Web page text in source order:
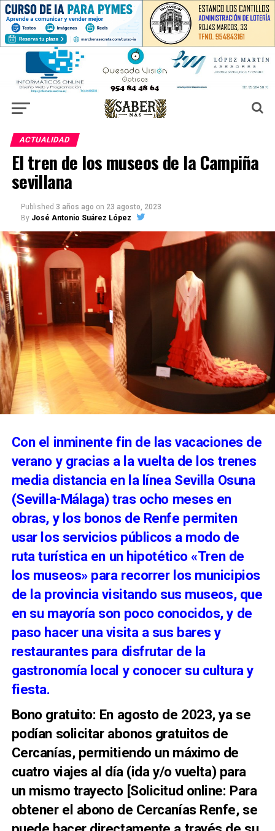
ACTUALIDAD
El tren de los museos de la Campiña
sevillana
Published 3 años ago on 23 agosto, 2023
By José Antonio Suárez López
Con el inminente fin de las vacaciones de
verano y gracias a la vuelta de los trenes
media distancia en la línea Sevilla Osuna
(Sevilla-Málaga) tras ocho meses en
obras, y los bonos de Renfe permiten
usar los servicios públicos a modo de
ruta turística en un hipotético «Tren de
los museos» para recorrer los municipios
de la provincia visitando sus museos, que
en su mayoría son poco conocidos, y de
paso hacer una visita a sus bares y
restaurantes para disfrutar de la
gastronomía local y conocer su cultura y
fiesta.
Bono gratuito: En agosto de 2023, ya se
podían solicitar abonos gratuitos de
Cercanías, permitiendo un máximo de
cuatro viajes al día (ida y/o vuelta) para
un mismo trayecto [Solicitud online: Para
obtener el abono de Cercanías Renfe, se